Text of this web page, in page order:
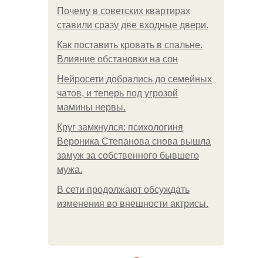
Почему в советских квартирах
ставили сразу две входные двери.
Как поставить кровать в спальне.
Влияние обстановки на сон
Нейросети добрались до семейных
чатов, и теперь под угрозой
мамины нервы.
Круг замкнулся: психологиня
Вероника Степанова снова вышла
замуж за собственного бывшего
мужа.
В сети продолжают обсуждать
изменения во внешности актрисы.